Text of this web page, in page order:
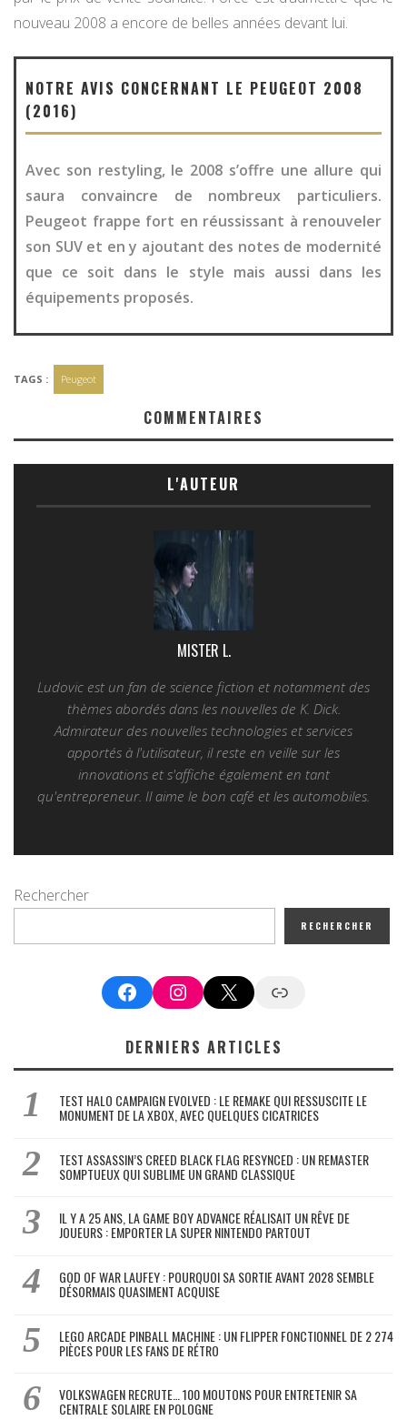
nouveau 2008 a encore de belles années devant lui.
NOTRE AVIS CONCERNANT LE PEUGEOT 2008
(2016)
Avec son restyling, le 2008 s’offre une allure qui
saura convaincre de nombreux particuliers.
Peugeot frappe fort en réussissant à renouveler
son SUV et en y ajoutant des notes de modernité
que ce soit dans le style mais aussi dans les
équipements proposés.
TAGS : Peugeot
COMMENTAIRES
L'AUTEUR
MISTER L.
Ludovic est un fan de science fiction et notamment des
thèmes abordés dans les nouvelles de K. Dick.
Admirateur des nouvelles technologies et services
apportés à l'utilisateur, il reste en veille sur les
innovations et s'affiche également en tant
qu'entrepreneur. Il aime le bon café et les automobiles.
Rechercher
RECHERCHER
FacebookInstagram
X Google News
DERNIERS ARTICLES
TEST HALO CAMPAIGN EVOLVED : LE REMAKE QUI RESSUSCITE LE
MONUMENT DE LA XBOX, AVEC QUELQUES CICATRICES
TEST ASSASSIN’S CREED BLACK FLAG RESYNCED : UN REMASTER
SOMPTUEUX QUI SUBLIME UN GRAND CLASSIQUE
IL Y A 25 ANS, LA GAME BOY ADVANCE RÉALISAIT UN RÊVE DE
JOUEURS : EMPORTER LA SUPER NINTENDO PARTOUT
GOD OF WAR LAUFEY : POURQUOI SA SORTIE AVANT 2028 SEMBLE
DÉSORMAIS QUASIMENT ACQUISE
LEGO ARCADE PINBALL MACHINE : UN FLIPPER FONCTIONNEL DE 2 274
PIÈCES POUR LES FANS DE RÉTRO
VOLKSWAGEN RECRUTE… 100 MOUTONS POUR ENTRETENIR SA
CENTRALE SOLAIRE EN POLOGNE